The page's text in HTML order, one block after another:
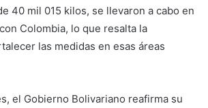
40 mil 015 kilos, se llevaron a cabo en
Colombia, lo que resalta la
las medidas en esas áreas
el Gobierno Bolivariano reafirma su